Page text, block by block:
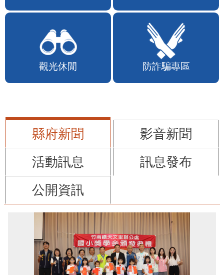
觀光休閒 防詐騙專區
縣府新聞
影音新聞
活動訊息
訊息發布
公開資訊